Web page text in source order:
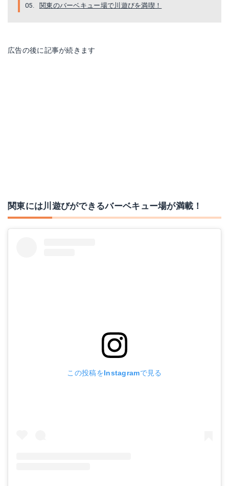
関東のバーベキュー場で川遊びを満喫！
広告の後に記事が続きます
関東には川遊びができるバーベキュー場が満載！
この投稿をInstagramで見る